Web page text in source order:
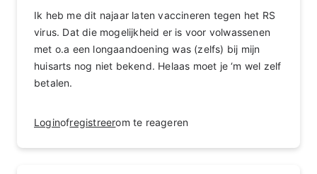
Ik heb me dit najaar laten vaccineren tegen het RS
virus. Dat die mogelijkheid er is voor volwassenen
met o.a een longaandoening was (zelfs) bij mijn
huisarts nog niet bekend. Helaas moet je ‘m wel zelf
betalen.
Loginofregistreerom te reageren